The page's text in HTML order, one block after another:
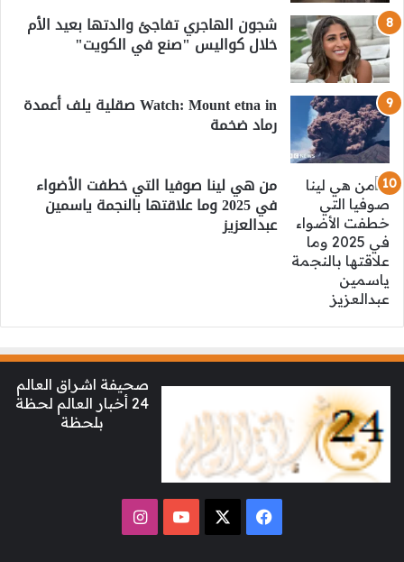
شجون الهاجري تفاجئ والدتها بعيد الأم
خلال كواليس "صنع في الكويت"
Watch: Mount etna in صقلية يلف أعمدة
رماد ضخمة
من هي لينا صوفيا التي خطفت الأضواء
في 2025 وما علاقتها بالنجمة ياسمين
عبدالعزيز
صحيفة اشراق العالم
24 أخبار العالم لحظة
بلحظة
فيسبوك ‫YouTubeانستقرام